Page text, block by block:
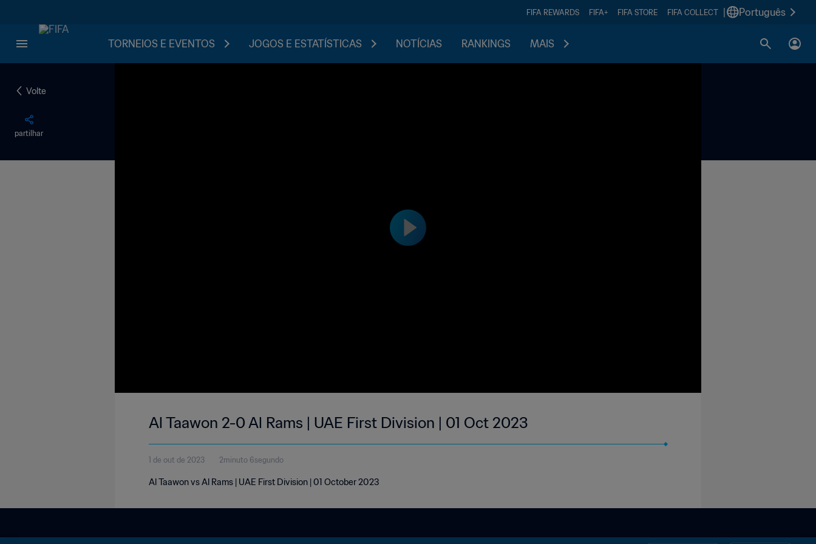
FIFA REWARDS FIFA+ FIFA STORE FIFA COLLECT Português
TORNEIOS E EVENTOS JOGOS E ESTATÍSTICAS NOTÍCIAS RANKINGS MAIS
Volte
partilhar
Al Taawon 2-0 Al Rams | UAE First Division | 01 Oct 2023
1 de out de 2023 2minuto 6segundo
Al Taawon vs Al Rams | UAE First Division | 01 October 2023